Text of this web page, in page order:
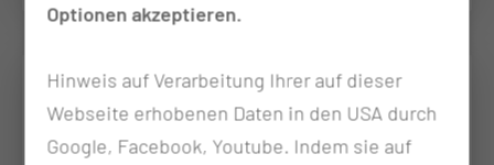
Optionen akzeptieren.
Hinweis auf Verarbeitung Ihrer auf dieser
Webseite erhobenen Daten in den USA durch
Google, Facebook, Youtube. Indem sie auf